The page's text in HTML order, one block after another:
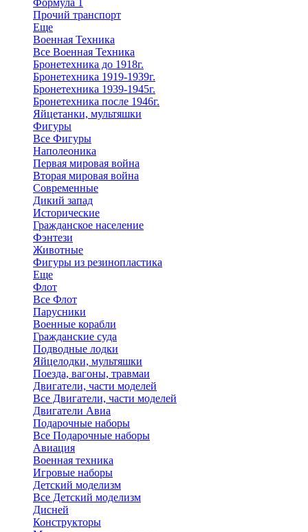
Формула 1
Прочий транспорт
Еще
Военная Техника
Все Военная Техника
Бронетехника до 1918г.
Бронетехника 1919-1939г.
Бронетехника 1939-1945г.
Бронетехника после 1946г.
Яйцетанки, мультяшки
Фигуры
Все Фигуры
Наполеоника
Первая мировая война
Вторая мировая война
Современные
Дикий запад
Исторические
Гражданское население
Фэнтези
Животные
Фигуры из резинопластика
Еще
Флот
Все Флот
Парусники
Военные корабли
Гражданские суда
Подводные лодки
Яйцелодки, мультяшки
Поезда, вагоны, травмаи
Двигатели, части моделей
Все Двигатели, части моделей
Двигатели Авиа
Подарочные наборы
Все Подарочные наборы
Авиация
Военная техника
Игровые наборы
Детский моделизм
Все Детский моделизм
Дисней
Конструкторы